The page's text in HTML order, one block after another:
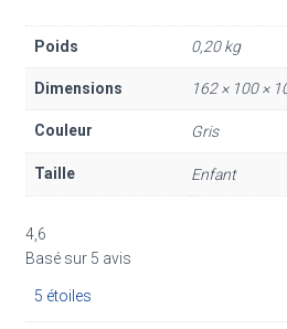
Poids 0,20 kg
Dimensions 162 × 100 ×
Couleur Gris
Taille Enfant
4,6
Basé sur 5 avis
5 étoiles